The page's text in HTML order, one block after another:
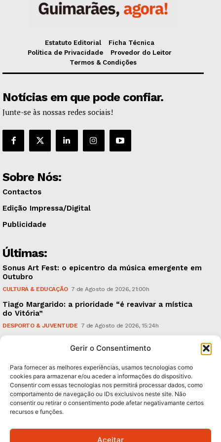
Gerir o Consentimento
Para fornecer as melhores experiências, usamos tecnologias como
cookies para armazenar e/ou aceder a informações do dispositivo.
Consentir com essas tecnologias nos permitirá processar dados, como
comportamento de navegação ou IDs exclusivos neste site. Não
consentir ou retirar o consentimento pode afetar negativamante certos
recursos e funções.
Aceitar
Estatuto Editorial
Ficha Técnica
Política de Privacidade
Provedor do Leitor
Termos & Condições
Notícias em que pode confiar.
Junte-se às nossas redes sociais!
Sobre Nós:
Contactos
Edição Impressa/Digital
Publicidade
Últimas:
Sonus Art Fest: o epicentro da música emergente em
Outubro
CULTURA & EDUCAÇÃO 7 de Agosto de 2026, 21:00h
Tiago Margarido: a prioridade “é reavivar a mística
do Vitória”
DESPORTO & JUVENTUDE 7 de Agosto de 2026, 15:24h
caudais e antecipa situações de risco
Subscreva Newsletter: